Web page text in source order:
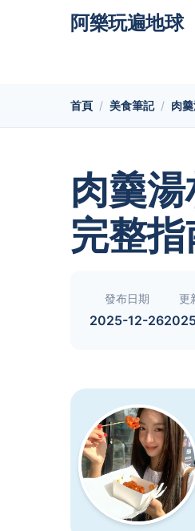
阿樂玩遍地球
首頁 美食筆記 肉
肉羹
完整
發布日期
2025-12-26
更